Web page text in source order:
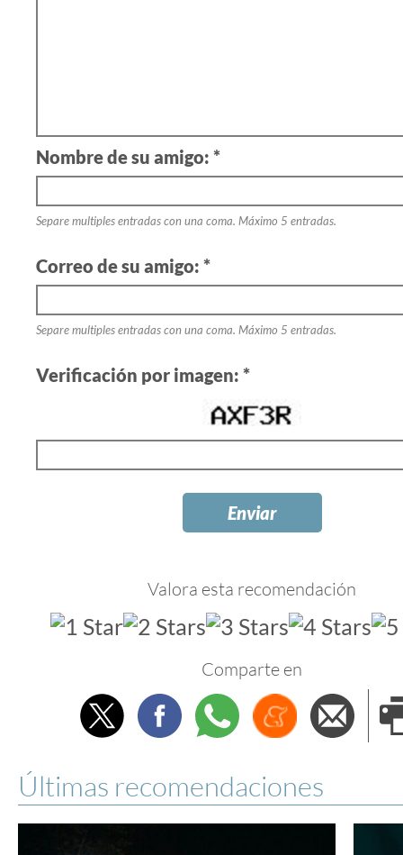
Nombre de su amigo: *
Separe multiples entradas con una coma. Máximo 5 entradas.
Correo de su amigo: *
Separe multiples entradas con una coma. Máximo 5 entradas.
Verificación por imagen: *
Valora esta recomendación
Comparte en
TwitterFacebookWhatsappMenéame
Últimas recomendaciones